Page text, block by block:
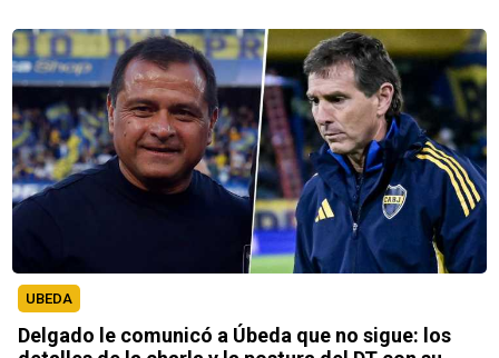
UBEDA
Delgado le comunicó a Úbeda que no sigue: los